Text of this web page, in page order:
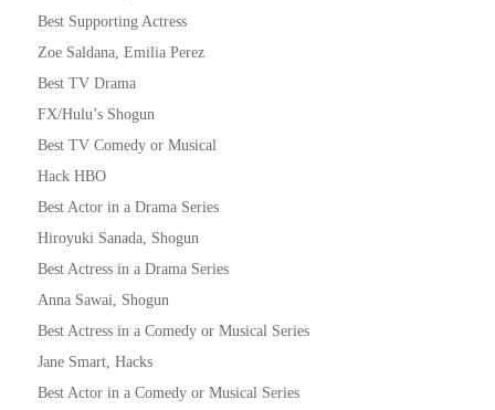
Best Supporting Actress
Zoe Saldana, Emilia Perez
Best TV Drama
FX/Hulu’s Shogun
Best TV Comedy or Musical
Hack HBO
Best Actor in a Drama Series
Hiroyuki Sanada, Shogun
Best Actress in a Drama Series
Anna Sawai, Shogun
Best Actress in a Comedy or Musical Series
Jane Smart, Hacks
Best Actor in a Comedy or Musical Series